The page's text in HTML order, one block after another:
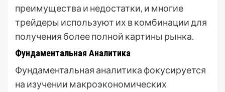
преимущества и недостатки, и многие
трейдеры используют их в комбинации для
получения более полной картины рынка.
Фундаментальная Аналитика
Фундаментальная аналитика фокусируется
на изучении макроэкономических